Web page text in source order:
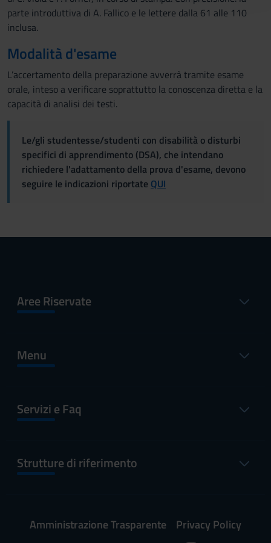
raccolto dal tuo utilizzo dei loro servizi.
parte introduttiva di A. Fallico e le lettere dalla 61 alle 110
inclusa.
Modalità d'esame
L’accertamento della preparazione avverrà tramite esame
orale, inteso a verificare soprattutto la conoscenza diretta e la
capacità di analisi dei testi.
Le/gli studentesse/studenti con disabilità o disturbi
specifici di apprendimento (DSA), che intendano
richiedere l'adattamento della prova d'esame, devono
seguire le indicazioni riportate QUI
Aree Riservate
Menu
Servizi e Faq
Strutture di riferimento
Amministrazione Trasparente
Privacy Policy